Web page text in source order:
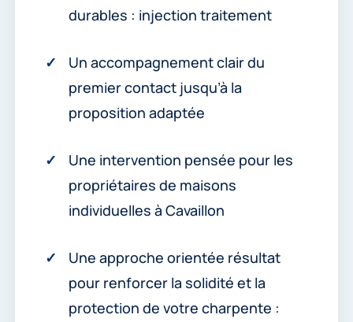
durables : injection traitement
Un accompagnement clair du
premier contact jusqu’à la
proposition adaptée
Une intervention pensée pour les
propriétaires de maisons
individuelles à Cavaillon
Une approche orientée résultat
pour renforcer la solidité et la
protection de votre charpente :